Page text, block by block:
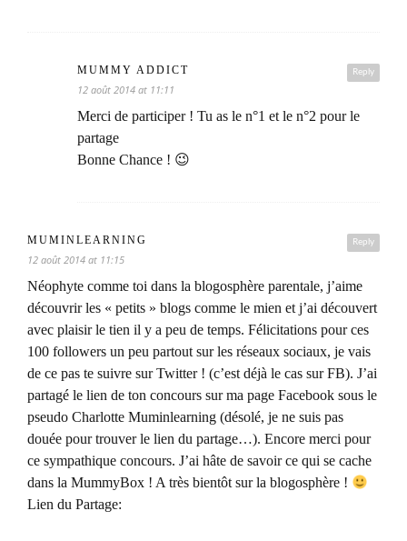
Reply
MUMMY ADDICT
12 août 2014 at 11:11
Merci de participer ! Tu as le n°1 et le n°2 pour le
partage
Bonne Chance ! 😉
Reply
MUMINLEARNING
12 août 2014 at 11:15
Néophyte comme toi dans la blogosphère parentale, j’aime
découvrir les « petits » blogs comme le mien et j’ai découvert
avec plaisir le tien il y a peu de temps. Félicitations pour ces
100 followers un peu partout sur les réseaux sociaux, je vais
de ce pas te suivre sur Twitter ! (c’est déjà le cas sur FB). J’ai
partagé le lien de ton concours sur ma page Facebook sous le
pseudo Charlotte Muminlearning (désolé, je ne suis pas
douée pour trouver le lien du partage…). Encore merci pour
ce sympathique concours. J’ai hâte de savoir ce qui se cache
dans la MummyBox ! A très bientôt sur la blogosphère !
Lien du Partage: